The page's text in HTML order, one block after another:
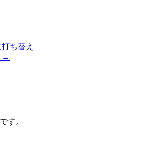
ち替え
→
す。